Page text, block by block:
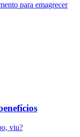
para emagrecer
viu?